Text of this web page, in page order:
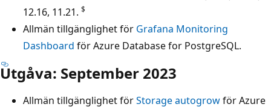
12.16, 11.21. $
Allmän tillgänglighet för Grafana Monitoring
Dashboard för Azure Database for PostgreSQL.
Utgåva: September 2023
Allmän tillgänglighet förStorage autogrowför Azure